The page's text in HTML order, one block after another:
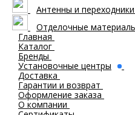
Антенны и переходники
Отделочные
Главная
Каталог
Бренды
Установочные центры
Доставка
Гарантии и возврат
Оформление заказа
О компании